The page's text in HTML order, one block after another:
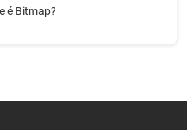
é Bitmap?